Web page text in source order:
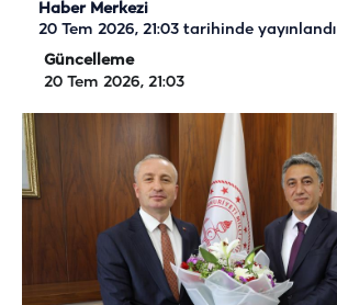
Haber Merkezi
20 Tem 2026, 21:03 tarihinde yayınlandı
Güncelleme
20 Tem 2026, 21:03